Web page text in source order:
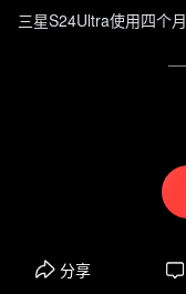
三星S24Ultra使用四个
分享